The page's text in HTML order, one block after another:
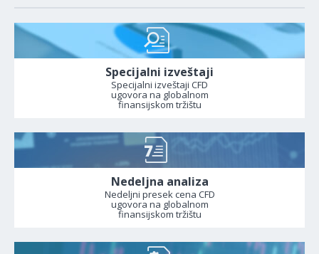
Specijalni izveštaji
Specijalni izveštaji CFD
ugovora na globalnom
finansijskom tržištu
Nedeljna analiza
Nedeljni presek cena CFD
ugovora na globalnom
finansijskom tržištu